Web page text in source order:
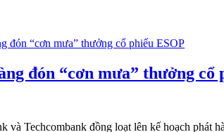
đón “cơn mưa” thưởng cổ
và Techcombank đồng loạt lên kế hoạch phát